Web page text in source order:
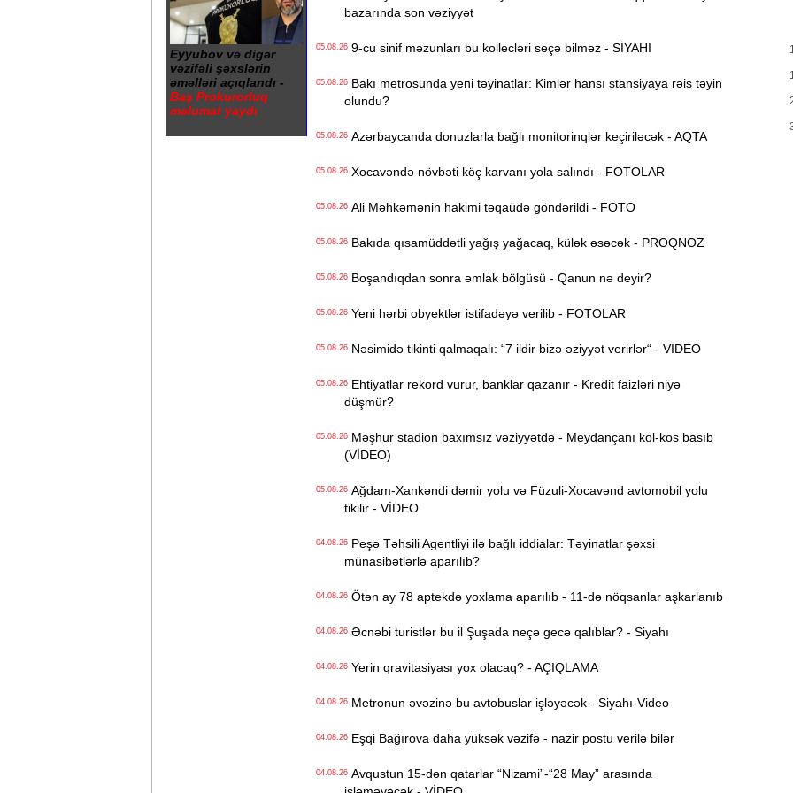
Eyyubov və digər
vəzifəli şəxslərin
əməlləri açıqlandı -
Baş Prokurorluq
məlumat yaydı
bazarında son vəziyyət
05.08.269-cu sinif məzunları bu kollecləri seçə bilməz - SİYAHI
05.08.26Bakı metrosunda yeni təyinatlar: Kimlər hansı stansiyaya rəis təyin
olundu?
05.08.26Azərbaycanda donuzlarla bağlı monitorinqlər keçiriləcək - AQTA
05.08.26Xocavəndə növbəti köç karvanı yola salındı - FOTOLAR
05.08.26Ali Məhkəmənin hakimi təqaüdə göndərildi - FOTO
05.08.26Bakıda qısamüddətli yağış yağacaq, külək əsəcək - PROQNOZ
05.08.26Boşandıqdan sonra əmlak bölgüsü - Qanun nə deyir?
05.08.26Yeni hərbi obyektlər istifadəyə verilib - FOTOLAR
05.08.26Nəsimidə tikinti qalmaqalı: “7 ildir bizə əziyyət verirlər“ - VİDEO
05.08.26Ehtiyatlar rekord vurur, banklar qazanır - Kredit faizləri niyə
düşmür?
05.08.26Məşhur stadion baxımsız vəziyyətdə - Meydançanı kol-kos basıb
(VİDEO)
05.08.26Ağdam-Xankəndi dəmir yolu və Füzuli-Xocavənd avtomobil yolu
tikilir - VİDEO
04.08.26Peşə Təhsili Agentliyi ilə bağlı iddialar: Təyinatlar şəxsi
münasibətlərlə aparılıb?
04.08.26Ötən ay 78 aptekdə yoxlama aparılıb - 11-də nöqsanlar aşkarlanıb
04.08.26Əcnəbi turistlər bu il Şuşada neçə gecə qalıblar? - Siyahı
04.08.26Yerin qravitasiyası yox olacaq? - AÇIQLAMA
04.08.26Metronun əvəzinə bu avtobuslar işləyəcək - Siyahı-Video
04.08.26Eşqi Bağırova daha yüksək vəzifə - nazir postu verilə bilər
04.08.26Avqustun 15-dən qatarlar “Nizami”-“28 May” arasında